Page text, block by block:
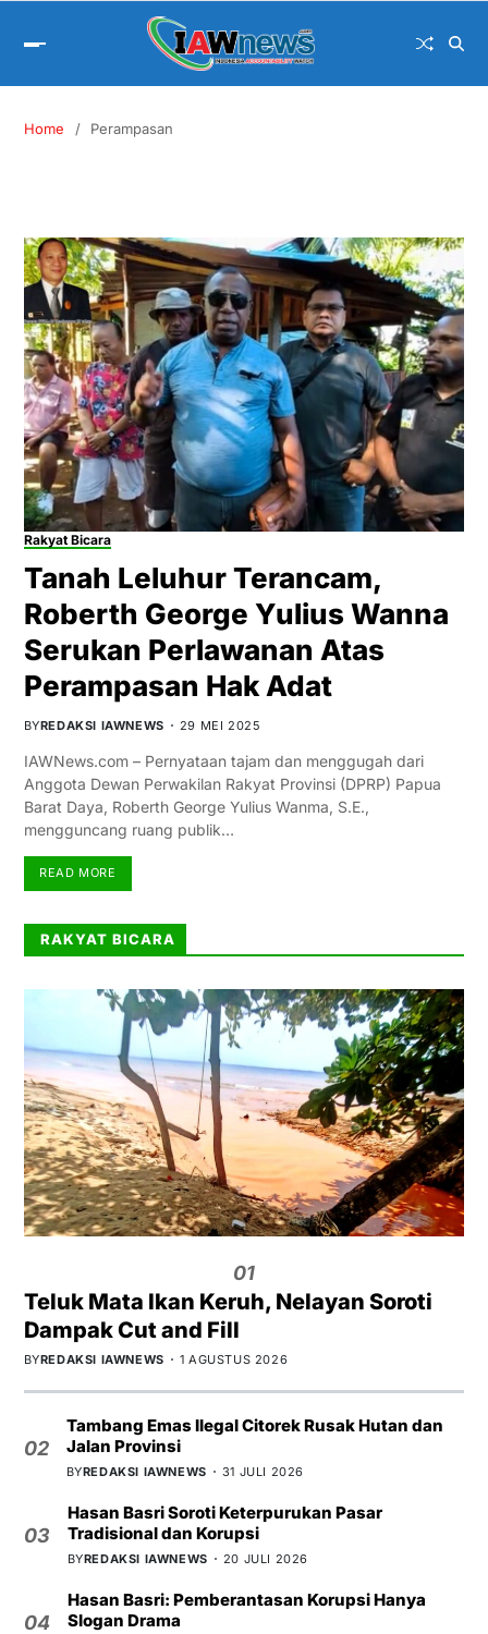
Home Perampasan
Rakyat Bicara
Tanah Leluhur Terancam,
Roberth George Yulius Wanna
Serukan Perlawanan Atas
Perampasan Hak Adat
BYREDAKSI IAWNEWS 29 MEI 2025
IAWNews.com – Pernyataan tajam dan menggugah dari
Anggota Dewan Perwakilan Rakyat Provinsi (DPRP) Papua
Barat Daya, Roberth George Yulius Wanma, S.E.,
mengguncang ruang publik…
READ MORE
RAKYAT BICARA
01
Teluk Mata Ikan Keruh, Nelayan Soroti
Dampak Cut and Fill
BYREDAKSI IAWNEWS 1 AGUSTUS 2026
02
Tambang Emas Ilegal Citorek Rusak Hutan dan
Jalan Provinsi
BYREDAKSI IAWNEWS 31 JULI 2026
03
Hasan Basri Soroti Keterpurukan Pasar
Tradisional dan Korupsi
BYREDAKSI IAWNEWS 20 JULI 2026
04
Hasan Basri: Pemberantasan Korupsi Hanya
Slogan Drama